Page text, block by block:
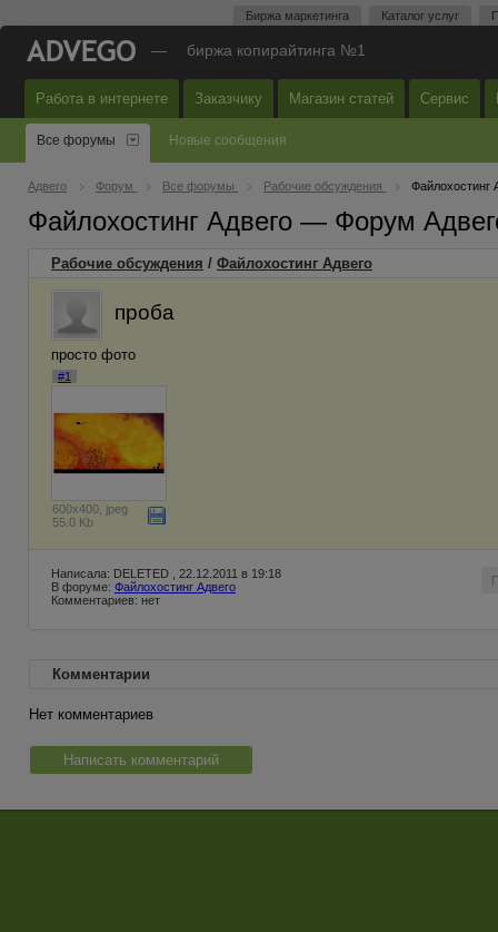
Биржа маркетинга Каталог услуг
— биржа копирайтинга №1
Работа в интернете Заказчику Магазин статей Сервис
Все форумы Новые сообщения
Адвего Форум Все форумы Рабочие обсуждения Файлохостинг
Файлохостинг Адвего — Форум
Рабочие обсуждения / Файлохостинг Адвего
проба
просто фото
#1
600x400, jpeg
55.0 Kb
Написала: DELETED , 22.12.2011 в 19:18
В форуме: Файлохостинг Адвего
Комментариев: нет
Комментарии
Нет комментариев
Написать комментарий